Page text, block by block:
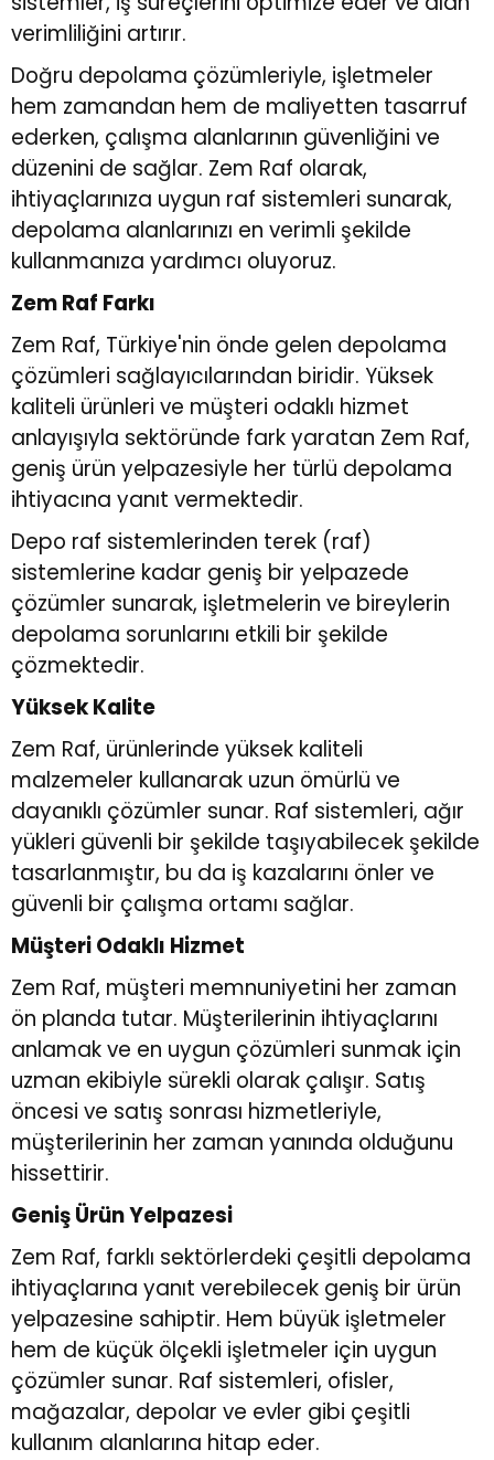
verimliliğini artırır.
Doğru depolama çözümleriyle, işletmeler
hem zamandan hem de maliyetten tasarruf
ederken, çalışma alanlarının güvenliğini ve
düzenini de sağlar. Zem Raf olarak,
ihtiyaçlarınıza uygun raf sistemleri sunarak,
depolama alanlarınızı en verimli şekilde
kullanmanıza yardımcı oluyoruz.
Zem Raf Farkı
Zem Raf, Türkiye'nin önde gelen depolama
çözümleri sağlayıcılarından biridir. Yüksek
kaliteli ürünleri ve müşteri odaklı hizmet
anlayışıyla sektöründe fark yaratan Zem Raf,
geniş ürün yelpazesiyle her türlü depolama
ihtiyacına yanıt vermektedir.
Depo raf sistemlerinden terek (raf)
sistemlerine kadar geniş bir yelpazede
çözümler sunarak, işletmelerin ve bireylerin
depolama sorunlarını etkili bir şekilde
çözmektedir.
Yüksek Kalite
Zem Raf, ürünlerinde yüksek kaliteli
malzemeler kullanarak uzun ömürlü ve
dayanıklı çözümler sunar. Raf sistemleri, ağır
yükleri güvenli bir şekilde taşıyabilecek şekilde
tasarlanmıştır, bu da iş kazalarını önler ve
güvenli bir çalışma ortamı sağlar.
Müşteri Odaklı Hizmet
Zem Raf, müşteri memnuniyetini her zaman
ön planda tutar. Müşterilerinin ihtiyaçlarını
anlamak ve en uygun çözümleri sunmak için
uzman ekibiyle sürekli olarak çalışır. Satış
öncesi ve satış sonrası hizmetleriyle,
müşterilerinin her zaman yanında olduğunu
hissettirir.
Geniş Ürün Yelpazesi
Zem Raf, farklı sektörlerdeki çeşitli depolama
ihtiyaçlarına yanıt verebilecek geniş bir ürün
yelpazesine sahiptir. Hem büyük işletmeler
hem de küçük ölçekli işletmeler için uygun
çözümler sunar. Raf sistemleri, ofisler,
mağazalar, depolar ve evler gibi çeşitli
kullanım alanlarına hitap eder.